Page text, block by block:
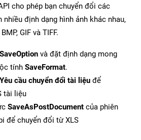
cho phép bạn chuyển đổi các
nhiều định dạng hình ảnh khác nhau,
GIF và TIFF.
SaveOption và đặt định dạng mong
tính SaveFormat.
Yêu cầu chuyển đổi tài liệu để
tài liệu
SaveAsPostDocument của phiên
để chuyển đổi từ XLS